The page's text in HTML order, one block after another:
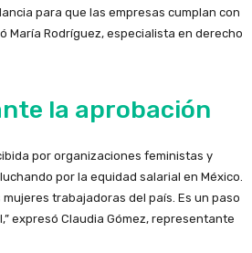
para que las empresas cumplan con
María Rodríguez, especialista en derecho
la aprobación
por organizaciones feministas y
por la equidad salarial en México.
trabajadoras del país. Es un paso
expresó Claudia Gómez, representante